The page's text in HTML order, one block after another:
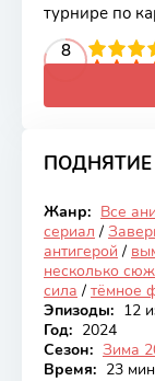
турнире по
8
4 5 6 7 8 9
Жанр: Все
сериал /
антигерой /
несколько
сила / тёмное
Эпизоды: 12
Год: 2024
Сезон: Зима
Время: 23 мин